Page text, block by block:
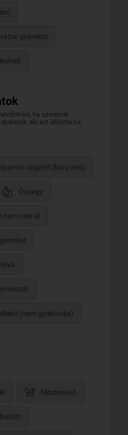
gyereket
ha szeretnél
aki ezt állította be.
végzett (könyvelő)
Özvegy
nem vele él
beszél
(nem gyakorolja)
Mindenevő